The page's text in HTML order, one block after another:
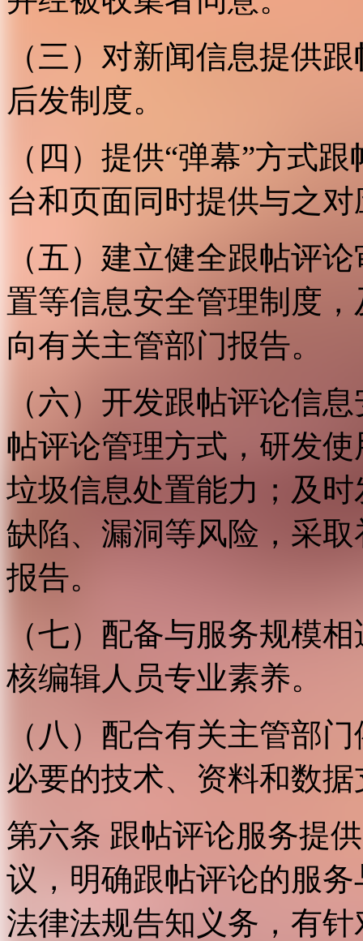
（三）对新闻信息提供
后发制度。
（四）提供“弹幕”方式
台和页面同时提供与之
（五）建立健全跟帖评
置等信息安全管理制度
向有关主管部门报告。
（六）开发跟帖评论信
帖评论管理方式，研发
垃圾信息处置能力；及
缺陷、漏洞等风险，采
报告。
（七）配备与服务规模
核编辑人员专业素养。
（八）配合有关主管部
必要的技术、资料和数
第六条 跟帖评论服务提
议，明确跟帖评论的服
法律法规告知义务，有